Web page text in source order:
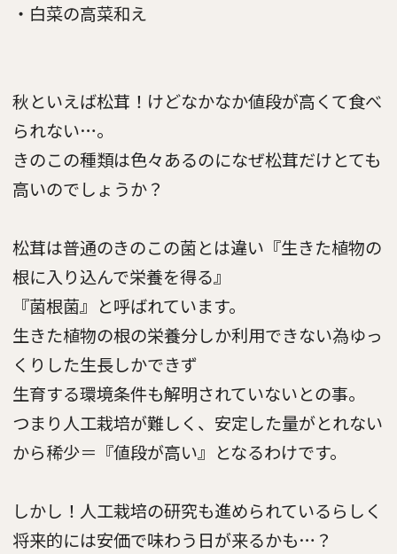
・白菜の高菜和え
秋といえば松茸！けどなかなか値段が高くて食べ
られない…。
きのこの種類は色々あるのになぜ松茸だけとても
高いのでしょうか？
松茸は普通のきのこの菌とは違い『生きた植物の
根に入り込んで栄養を得る』
『菌根菌』と呼ばれています。
生きた植物の根の栄養分しか利用できない為ゆっ
くりした生長しかできず
生育する環境条件も解明されていないとの事。
つまり人工栽培が難しく、安定した量がとれない
から稀少＝『値段が高い』となるわけです。
しかし！人工栽培の研究も進められているらしく
将来的には安価で味わう日が来るかも…？